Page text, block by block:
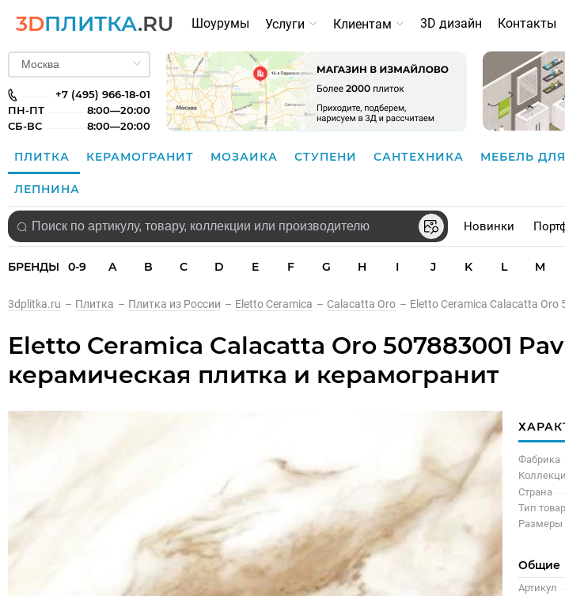
3DПЛИТКА.RU Шоурумы Услуги Клиентам 3D дизайн Контакты
+7 (495) 966-18-01
ПН-ПТ
8:00—20:00
СБ-ВС
8:00—20:00
ПЛИТКА КЕРАМОГРАНИТ МОЗАИКА СТУПЕНИ САНТЕХНИКА МЕБЕЛЬ
ЛЕПНИНА
Новинки
БРЕНДЫ 0-9 A B C D E F G H I J K L M
3dplitka.ru – Плитка – Плитка из России – Eletto Ceramica – Calacatta Oro – Eletto Ceramica Calacatta Oro
Eletto Ceramica Calacatta Oro 507883001
керамическая плитка и керамогранит
Фабрика
Страна
Тип
Размеры
Общие
Артикул